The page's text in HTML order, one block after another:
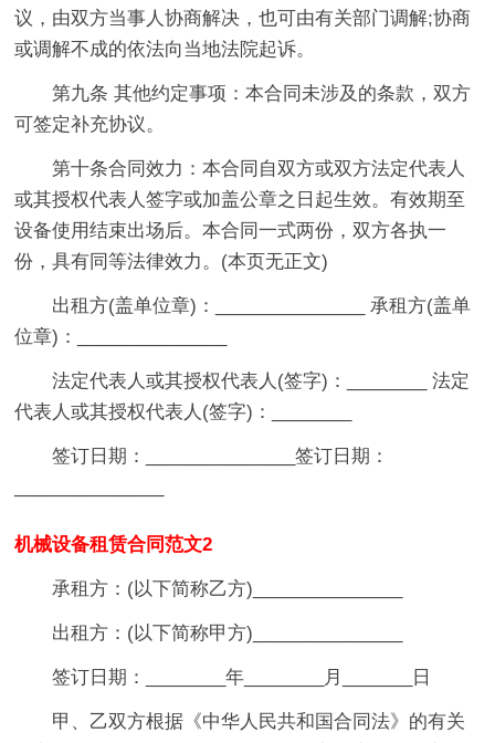
议，由双方当事人协商解决，也可由有关部门调解;协商
或调解不成的依法向当地法院起诉。
第九条 其他约定事项：本合同未涉及的条款，双方
可签定补充协议。
第十条合同效力：本合同自双方或双方法定代表人
或其授权代表人签字或加盖公章之日起生效。有效期至
设备使用结束出场后。本合同一式两份，双方各执一
份，具有同等法律效力。(本页无正文)
出租方(盖单位章)：_______________ 承租方(盖单
位章)：_______________
法定代表人或其授权代表人(签字)：________ 法定
代表人或其授权代表人(签字)：________
签订日期：_______________签订日期：
机械设备租赁合同范文2
承租方：(以下简称乙方)_______________
出租方：(以下简称甲方)_______________
签订日期：________年________月_______日
甲、乙双方根据《中华人民共和国合同法》的有关